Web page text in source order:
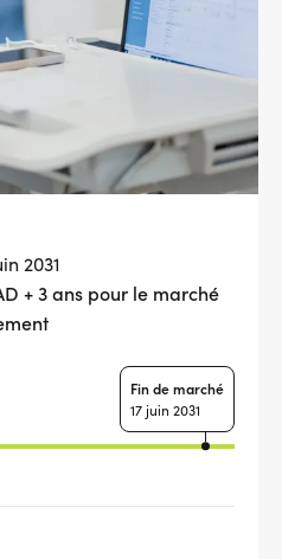
2031
+ 3 ans pour le marché
Fin de marché
17 juin 2031